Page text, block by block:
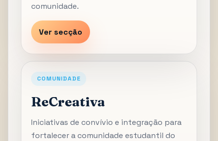
comunidade.
Ver secção
COMUNIDADE
ReCreativa
Iniciativas de convívio e integração para
fortalecer a comunidade estudantil do